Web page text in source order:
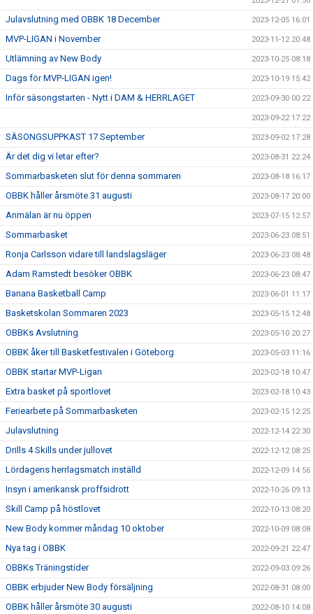
Julavslutning med OBBK 18 December 2023-12-05 16:01
MVP-LIGAN i November 2023-11-12 20:48
Utlämning av New Body 2023-10-25 08:18
Dags för MVP-LIGAN igen! 2023-10-19 15:42
Inför säsongstarten - Nytt i DAM & HERRLAGET 2023-09-30 00:22
2023-09-22 17:22
SÄSONGSUPPKAST 17 September 2023-09-02 17:28
Är det dig vi letar efter? 2023-08-31 22:24
Sommarbasketen slut för denna sommaren 2023-08-18 16:17
OBBK håller årsmöte 31 augusti 2023-08-17 20:00
Anmälan är nu öppen 2023-07-15 12:57
Sommarbasket 2023-06-23 08:51
Ronja Carlsson vidare till landslagsläger 2023-06-23 08:48
Adam Ramstedt besöker OBBK 2023-06-23 08:47
Banana Basketball Camp 2023-06-01 11:17
Basketskolan Sommaren 2023 2023-05-15 12:48
OBBKs Avslutning 2023-05-10 20:27
OBBK åker till Basketfestivalen i Göteborg 2023-05-03 11:16
OBBK startar MVP-Ligan 2023-02-18 10:47
Extra basket på sportlovet 2023-02-18 10:43
Feriearbete på Sommarbasketen 2023-02-15 12:25
Julavslutning 2022-12-14 22:30
Drills 4 Skills under jullovet 2022-12-12 08:25
Lördagens herrlagsmatch inställd 2022-12-09 14:56
Insyn i amerikansk proffsidrott 2022-10-26 09:13
Skill Camp på höstlovet 2022-10-13 08:20
New Body kommer måndag 10 oktober 2022-10-09 08:08
Nya tag i OBBK 2022-09-21 22:47
OBBKs Träningstider 2022-09-03 09:26
OBBK erbjuder New Body försäljning 2022-08-31 08:00
OBBK håller årsmöte 30 augusti 2022-08-10 14:08